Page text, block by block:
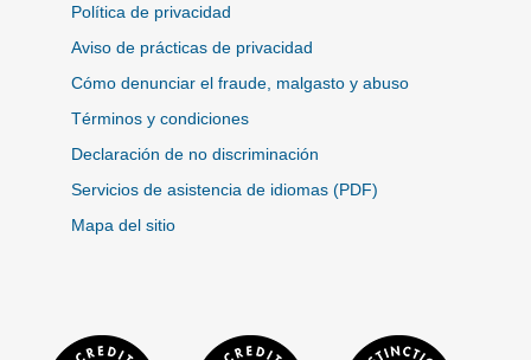
Política de privacidad
Aviso de prácticas de privacidad
Cómo denunciar el fraude, malgasto y abuso
Términos y condiciones
Declaración de no discriminación
Servicios de asistencia de idiomas (PDF)
Mapa del sitio